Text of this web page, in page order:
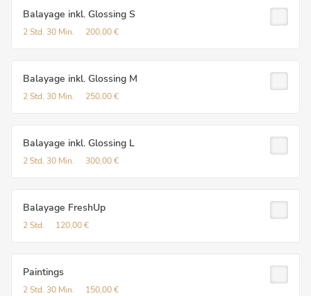
Balayage inkl. Glossing S
2 Std. 30 Min. 200,00 €
Balayage inkl. Glossing M
2 Std. 30 Min. 250,00 €
Balayage inkl. Glossing L
2 Std. 30 Min. 300,00 €
Balayage FreshUp
2 Std. 120,00 €
Paintings
2 Std. 30 Min. 150,00 €